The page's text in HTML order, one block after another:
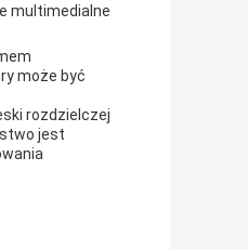
multimedialne
może być
rozdzielczej
jest